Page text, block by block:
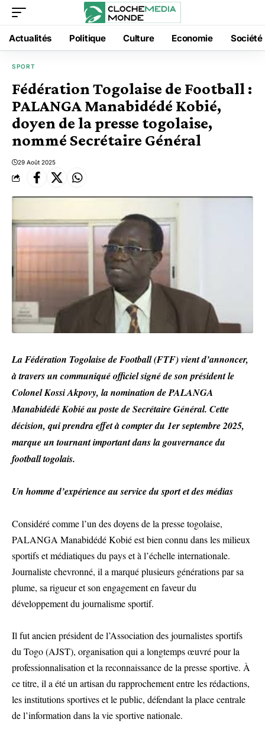
Actualités Politique Culture Economie Société
SPORT
Fédération Togolaise de Football :
PALANGA Manabidédé Kobié,
doyen de la presse togolaise,
nommé Secrétaire Général
29 Août 2025
La Fédération Togolaise de Football (FTF) vient d’annoncer,
à travers un communiqué officiel signé de son président le
Colonel Kossi Akpovy, la nomination de PALANGA
Manabidédé Kobié au poste de Secrétaire Général. Cette
décision, qui prendra effet à compter du 1er septembre 2025,
marque un tournant important dans la gouvernance du
football togolais.
Un homme d’expérience au service du sport et des médias
Considéré comme l’un des doyens de la presse togolaise,
PALANGA Manabidédé Kobié est bien connu dans les milieux
sportifs et médiatiques du pays et à l’échelle internationale.
Journaliste chevronné, il a marqué plusieurs générations par sa
plume, sa rigueur et son engagement en faveur du
développement du journalisme sportif.
Il fut ancien président de l’Association des journalistes sportifs
du Togo (AJST), organisation qui a longtemps œuvré pour la
professionnalisation et la reconnaissance de la presse sportive. À
ce titre, il a été un artisan du rapprochement entre les rédactions,
les institutions sportives et le public, défendant la place centrale
de l’information dans la vie sportive nationale.